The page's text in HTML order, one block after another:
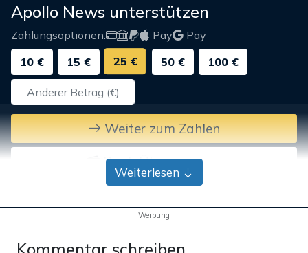
Apollo News unterstützen
Zahlungsoptionen: Pay
Pay
10 €
15 € 25 € 50 € 100 €
Weiter zum Zahlen
Bank-Überweisung
Weiterlesen
Werbung